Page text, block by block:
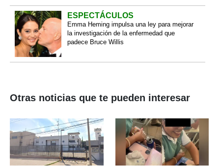
ESPECTÁCULOS
Emma Heming impulsa una ley para mejorar
la investigación de la enfermedad que
padece Bruce Willis
Otras noticias que te pueden interesar